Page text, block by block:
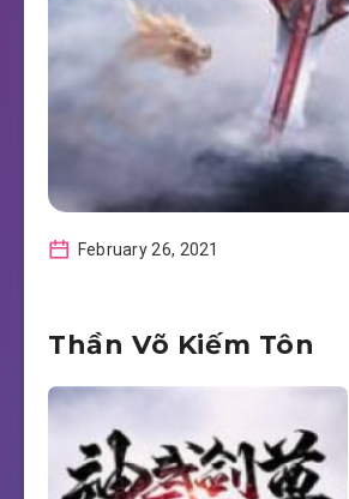
February 26, 2021
Thần Võ Kiếm Tôn